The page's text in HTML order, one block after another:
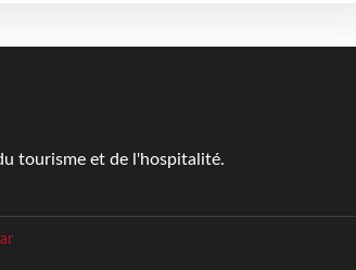
tourisme et de l'hospitalité.